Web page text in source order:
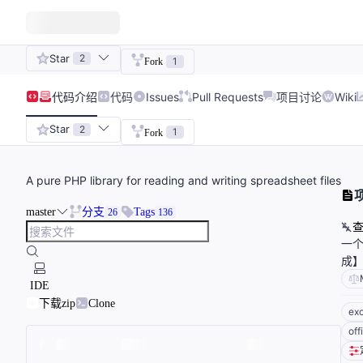
Star 2 Fork 1
代码介绍 代码 Issues Pull Requests 项目讨论 Wiki
Star 2 Fork 1
A pure PHP library for reading and writing spreadsheet files
master 分支 26 Tags 136
IDE
下载zip
Clone
一
成】